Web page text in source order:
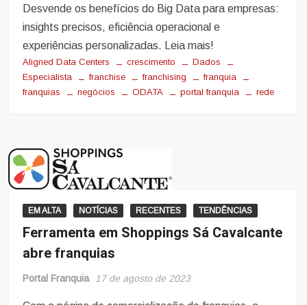
Desvende os benefícios do Big Data para empresas:
insights precisos, eficiência operacional e
experiências personalizadas. Leia mais!
Aligned Data Centers crescimento
Dados
Especialista
franchise franchising
franquia
franquias
negócios ODATA portal franquia rede
EM ALTA NOTÍCIAS RECENTES TENDÊNCIAS
Ferramenta em Shoppings Sá Cavalcante
abre franquias
Portal Franquia 17 de agosto de 2023